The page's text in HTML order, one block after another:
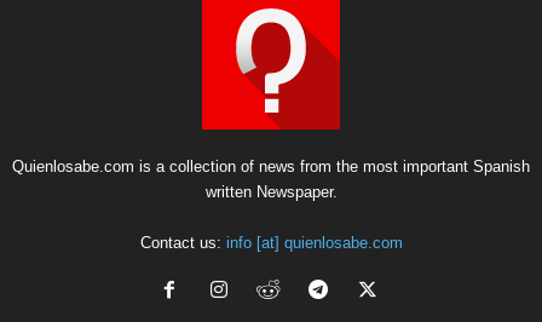
Quienlosabe.com is a collection of news from the most important Spanish
written Newspaper.
Contact us: info [at] quienlosabe.com